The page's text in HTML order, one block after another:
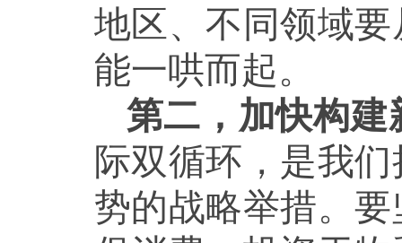
地区、不同领域
能一哄而起。
第二，加快构建
际双循环，是我
势的战略举措。